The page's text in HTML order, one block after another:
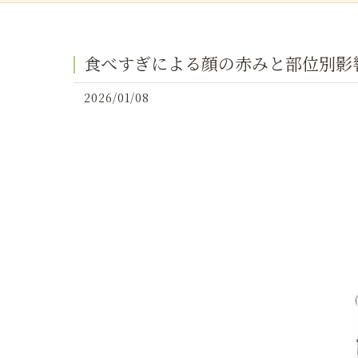
食べすぎによる顔の赤みと部位別影
2026/01/08